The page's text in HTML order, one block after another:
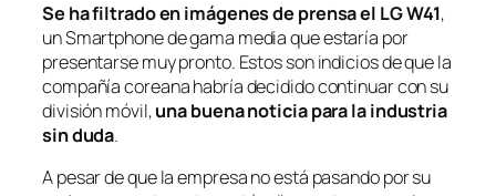
Se ha filtrado en imágenes de prensa el LG W41,
un Smartphone de gama media que estaría por
presentarse muy pronto. Estos son indicios de que la
compañía coreana habría decidido continuar con su
división móvil,una buena noticia para la industria
sin duda.
A pesar de que la empresa no está pasando por su